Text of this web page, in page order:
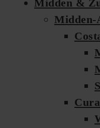
Midden &
Midden-